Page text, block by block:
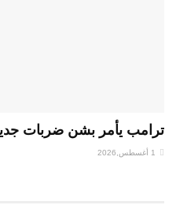
ترامب يأمر بشن ضربات